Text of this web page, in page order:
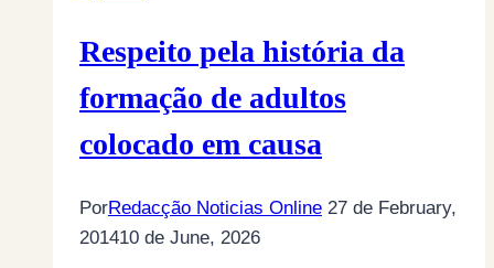
Respeito pela história da
formação de adultos
colocado em causa
PorRedacção Noticias Online 27 de February,
201410 de June, 2026